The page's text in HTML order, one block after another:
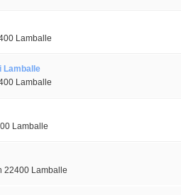
Lamballe
Lamballe
Lamballe
Lamballe
22400 Lamballe